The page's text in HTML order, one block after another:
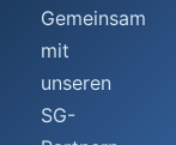
Gemeinsam
mit
unseren
SG-